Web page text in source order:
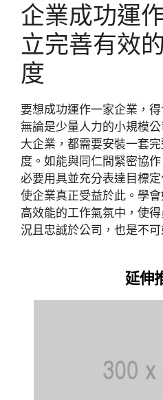
企業成功運
立完善有效
度
要想成功運作一家企業，
無論是少量人力的小規模
大企業，都需要安裝一套
度。如能與同仁間緊密協
必要用具並充分表達目標
使企業真正受益於此。學
高效能的工作氣氛中，使
況且忠誠於公司，也是不可
延伸